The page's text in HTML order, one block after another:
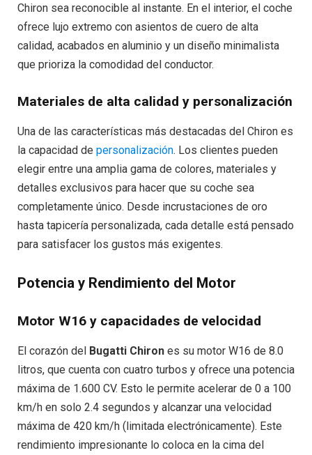
Chiron sea reconocible al instante. En el interior, el coche
ofrece lujo extremo con asientos de cuero de alta
calidad, acabados en aluminio y un diseño minimalista
que prioriza la comodidad del conductor.
Materiales de alta calidad y personalización
Una de las características más destacadas del Chiron es
la capacidad de personalización. Los clientes pueden
elegir entre una amplia gama de colores, materiales y
detalles exclusivos para hacer que su coche sea
completamente único. Desde incrustaciones de oro
hasta tapicería personalizada, cada detalle está pensado
para satisfacer los gustos más exigentes.
Potencia y Rendimiento del Motor
Motor W16 y capacidades de velocidad
El corazón del Bugatti Chiron es su motor W16 de 8.0
litros, que cuenta con cuatro turbos y ofrece una potencia
máxima de 1.600 CV. Esto le permite acelerar de 0 a 100
km/h en solo 2.4 segundos y alcanzar una velocidad
máxima de 420 km/h (limitada electrónicamente). Este
rendimiento impresionante lo coloca en la cima del